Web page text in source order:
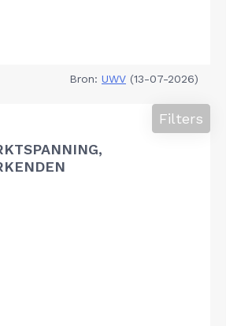
Bron: UWV (13-07-2026)
Filters